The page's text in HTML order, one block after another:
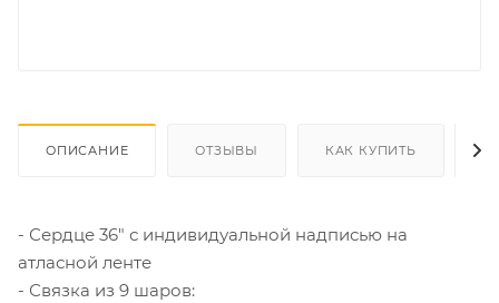
ОПИСАНИЕ ОТЗЫВЫ КАК КУПИТЬ
- Сердце 36" с индивидуальной надписью на
атласной ленте
- Связка из 9 шаров: